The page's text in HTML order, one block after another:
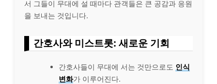
서 그들이 무대에 설 때마다 관객들은 큰 공감과 응원
을 보내는 것입니다.
간호사와 미스트롯: 새로운 기회
간호사들이 무대에 서는 것만으로도 인식
변화가 이루어진다.